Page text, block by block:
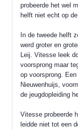
probeerde het wel
helft niet echt op
In de tweede helft
werd groter en
Leij. Vitesse leek
voorsprong maar
op voorsprong.
Nieuwenhuijs,
de jeugdopleiding
Vitesse probeerde
leidde niet tot een